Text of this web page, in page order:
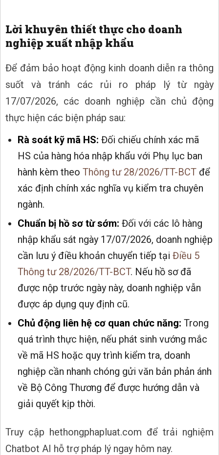
Lời khuyên thiết thực cho doanh
nghiệp xuất nhập khẩu
Để đảm bảo hoạt động kinh doanh diễn ra thông
suốt và tránh các rủi ro pháp lý từ ngày
17/07/2026, các doanh nghiệp cần chủ động
thực hiện các biện pháp sau:
Rà soát kỹ mã HS: Đối chiếu chính xác mã
HS của hàng hóa nhập khẩu với Phụ lục ban
hành kèm theo Thông tư 28/2026/TT-BCT để
xác định chính xác nghĩa vụ kiểm tra chuyên
ngành.
Chuẩn bị hồ sơ từ sớm: Đối với các lô hàng
nhập khẩu sát ngày 17/07/2026, doanh nghiệp
cần lưu ý điều khoản chuyển tiếp tại Điều 5
Thông tư 28/2026/TT-BCT. Nếu hồ sơ đã
được nộp trước ngày này, doanh nghiệp vẫn
được áp dụng quy định cũ.
Chủ động liên hệ cơ quan chức năng: Trong
quá trình thực hiện, nếu phát sinh vướng mắc
về mã HS hoặc quy trình kiểm tra, doanh
nghiệp cần nhanh chóng gửi văn bản phản ánh
về Bộ Công Thương để được hướng dẫn và
giải quyết kịp thời.
Truy cập hethongphapluat.com để trải nghiệm
Chatbot AI hỗ trợ pháp lý ngay hôm nay.